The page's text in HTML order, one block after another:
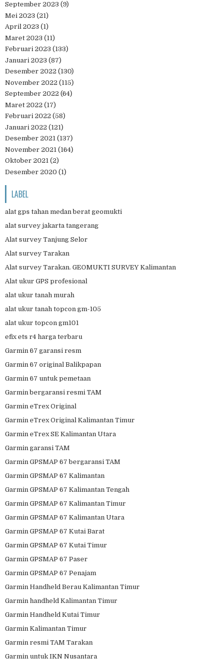
September 2023 (9)
Mei 2023 (21)
April 2023 (1)
Maret 2023 (11)
Februari 2023 (133)
Januari 2023 (87)
Desember 2022 (130)
November 2022 (115)
September 2022 (64)
Maret 2022 (17)
Februari 2022 (58)
Januari 2022 (121)
Desember 2021 (137)
November 2021 (164)
Oktober 2021 (2)
Desember 2020 (1)
LABEL
alat gps tahan medan berat geomukti
alat survey jakarta tangerang
Alat survey Tanjung Selor
Alat survey Tarakan
Alat survey Tarakan. GEOMUKTI SURVEY Kalimantan
Alat ukur GPS profesional
alat ukur tanah murah
alat ukur tanah topcon gm-105
alat ukur topcon gm101
efix ets r4 harga terbaru
Garmin 67 garansi resm
Garmin 67 original Balikpapan
Garmin 67 untuk pemetaan
Garmin bergaransi resmi TAM
Garmin eTrex Original
Garmin eTrex Original Kalimantan Timur
Garmin eTrex SE Kalimantan Utara
Garmin garansi TAM
Garmin GPSMAP 67 bergaransi TAM
Garmin GPSMAP 67 Kalimantan
Garmin GPSMAP 67 Kalimantan Tengah
Garmin GPSMAP 67 Kalimantan Timur
Garmin GPSMAP 67 Kalimantan Utara
Garmin GPSMAP 67 Kutai Barat
Garmin GPSMAP 67 Kutai Timur
Garmin GPSMAP 67 Paser
Garmin GPSMAP 67 Penajam
Garmin Handheld Berau Kalimantan Timur
Garmin handheld Kalimantan Timur
Garmin Handheld Kutai Timur
Garmin Kalimantan Timur
Garmin resmi TAM Tarakan
Garmin untuk IKN Nusantara